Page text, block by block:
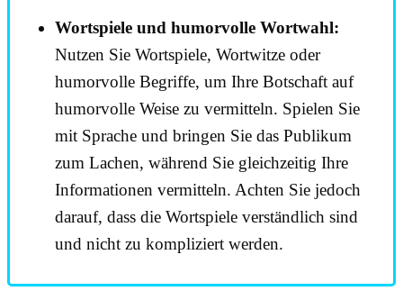
Wortspiele und humorvolle Wortwahl:
Nutzen Sie Wortspiele, Wortwitze oder
humorvolle Begriffe, um Ihre Botschaft auf
humorvolle Weise zu vermitteln. Spielen Sie
mit Sprache und bringen Sie das Publikum
zum Lachen, während Sie gleichzeitig Ihre
Informationen vermitteln. Achten Sie jedoch
darauf, dass die Wortspiele verständlich sind
und nicht zu kompliziert werden.